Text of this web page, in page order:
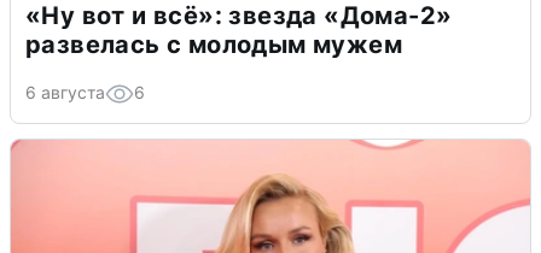
«Ну вот и всё»: звезда «Дома-2»
развелась с молодым мужем
6 августа 6